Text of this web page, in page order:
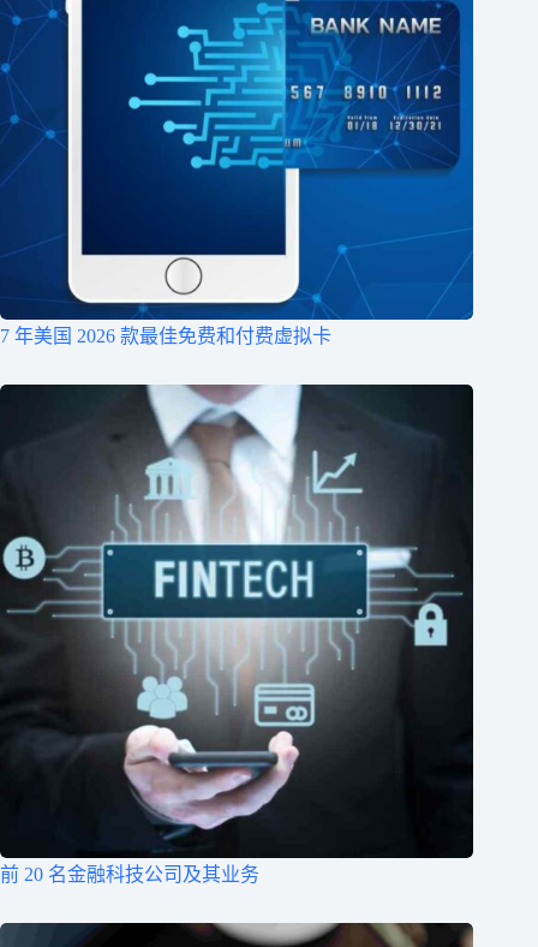
7 年美国 2026 款最佳免费和付费虚拟卡
前 20 名金融科技公司及其业务